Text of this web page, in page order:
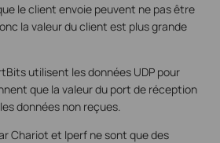
le client envoie peuvent ne pas être
la valeur du client est plus grande
utilisent les données UDP pour
que la valeur du port de réception
données non reçues.
Chariot et Iperf ne sont que des